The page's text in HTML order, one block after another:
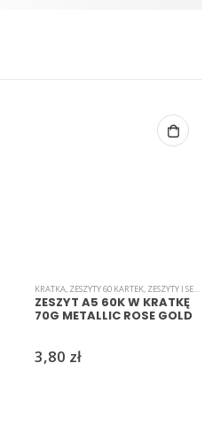
KRATKA, ZESZYTY 60 KARTEK, ZESZYTY I SEGREGATORY
ZESZYT A5 60K W KRATKĘ
70G METALLIC ROSE GOLD
3,80 zł